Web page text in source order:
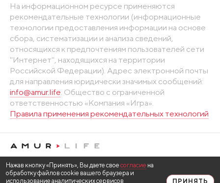
На информационном ресурсе применяются
рекомендательные технологии (информационные
технологии предоставления информации на основе
сбора, систематизации и анализа сведений,
относящихся к предпочтениям пользователей сети
"Интернет", находящихся на территории
Российской Федерации). Адрес электронной почты
для направления юридически значимых сообщений:
info@amur.life . Общество с ограниченной
ответственностью «Компания «Игра».
Правила применения рекомендательных технологий
Нажав кнопку «Принять», Вы даете свое согласие на
обработку файлов cookie вашего браузера и
использование аналитических сервисов
ПРИНЯТЬ